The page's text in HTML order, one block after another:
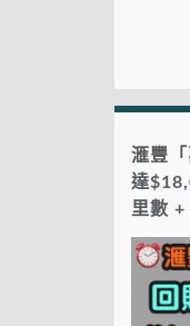
滙豐
達
里數 +